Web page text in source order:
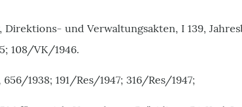
und Verwaltungsakten, I 139,
108/VK/1946.
1938; 191/Res/1947; 316/Res/1947;